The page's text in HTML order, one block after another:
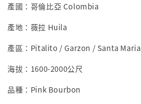
產國：哥倫比亞 Colombia
產地：薇拉 Huila
產區：Pitalito / Garzon / Santa Maria
海拔：1600-2000公尺
品種：Pink Bourbon